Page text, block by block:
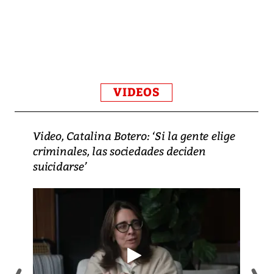
VIDEOS
Video, Catalina Botero: ‘Si la gente elige
criminales, las sociedades deciden
suicidarse’